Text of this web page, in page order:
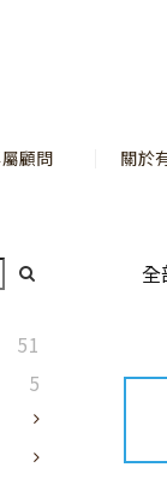
顧問 關於
51
5
全